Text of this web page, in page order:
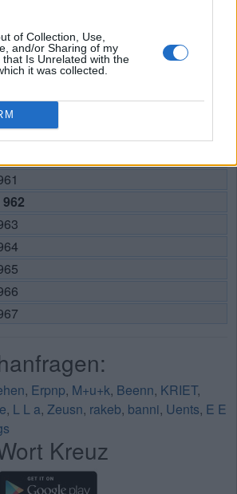
of Collection, Use,
and/or Sharing of my
that Is Unrelated with the
it was collected.
aber wir empfehlen Ihnen, die Suche
, Erpnp, M+u+k, Beenn, KRIET,
, L L a, Zeusn, rakeb, banni, Uents, E E
Kreuz